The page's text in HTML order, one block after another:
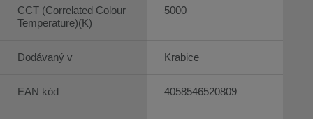
CCT (Correlated Colour
Temperature)(K)
Dodávaný v
EAN kód
5000
Krabice
4058546520809